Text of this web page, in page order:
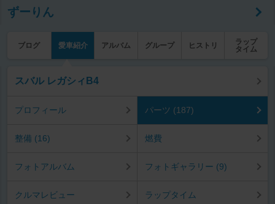
ずーりん
ブログ 愛車紹介 アルバム グループ ヒストリ
ラップ
タイム
スバル レガシィB4
プロフィール パーツ (187)
整備 (16) 燃費
フォトアルバム フォトギャラリー (9)
クルマレビュー ラップタイム